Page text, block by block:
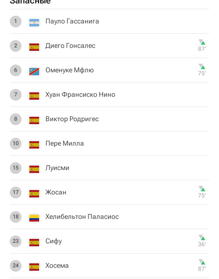
1 Пауло Гассанига
2 Диего Гонсалес 87‎’‎
6 Оменуке Мфлю 75‎’‎
7 Хуан Франсиско Нино
8 Виктор Родригес
10 Пере Милла
15 Луисми
17 Жосан 75‎’‎
18 Хелибельтон Паласиос
23 Сифу 36‎’‎
24 Хосема 87‎’‎